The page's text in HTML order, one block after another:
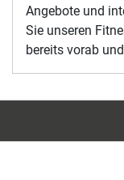
Angebote und
Sie unseren
bereits vorab